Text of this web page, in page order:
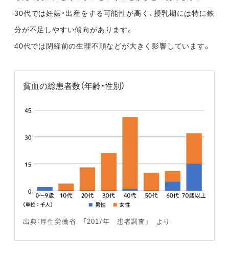
30代では妊娠・出産をする可能性が高く、授乳期には特に鉄
分が不足しやすい傾向があります。
40代では閉経前の生理不順などが大きく影響しています。
貧血の総患者数（年齢・性別）
出典：厚生労働省 「2017年 患者調査」 より